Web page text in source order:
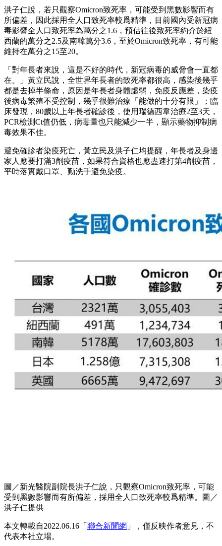
洪子仁說，若只觀察Omicron致死率，可能受到黑數影響而有
所偏差，因此採用全人口致死率較爲精準，目前國內受新冠病
毒影響全人口致死率為萬分之1.6，預估往後致死率約介於紐
西蘭的萬分之2.5及南韓萬分3.6，至於Omicron致死率，有可能
維持在萬分之15至20。
「對年長者來說，這是不好的時代，新冠病毒的威脅會一直都
在。」黃立民說，全世界年長者的致死率都很高，感染後幾乎
都是去掉半條命，原因是年長者身體虛弱，免疫反應差，染疫
後病毒繁殖不受控制，幾乎很難治療「能做的十分有限」；臨
床發現，80歲以上年長者確診後，使用瑞德西韋治療2至3天，
PCR檢測Ct值仍低，病毒量也只能減少一半，顯示藥物抑制病
毒效果不佳。
避免確診者染疫死亡，黃立民及洪子仁均提醒，年長者及身邊
家人應要打滿3劑疫苗，如果符合資格也應盡速打第4劑疫苗，
平時落實戴口罩、勤洗手避免染疫。
圖／新光醫院副院長洪子仁說，只觀察Omicron致死率，可能
受到黑數影響而有所偏差，採用全人口致死率較爲精準。圖／
洪子仁提供
本文轉載自2022.06.16「 聯合新聞網 」，僅反映作者意見，不
代表本社立場。